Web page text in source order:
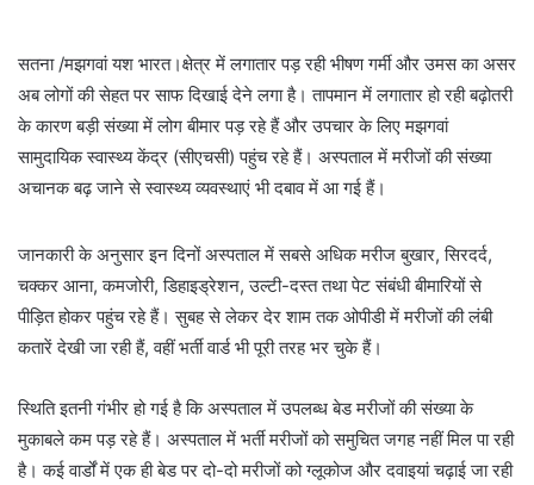
सतना /मझगवां यश भारत।क्षेत्र में लगातार पड़ रही भीषण गर्मी और उमस का असर
अब लोगों की सेहत पर साफ दिखाई देने लगा है। तापमान में लगातार हो रही बढ़ोतरी
के कारण बड़ी संख्या में लोग बीमार पड़ रहे हैं और उपचार के लिए मझगवां
सामुदायिक स्वास्थ्य केंद्र (सीएचसी) पहुंच रहे हैं। अस्पताल में मरीजों की संख्या
अचानक बढ़ जाने से स्वास्थ्य व्यवस्थाएं भी दबाव में आ गई हैं।
जानकारी के अनुसार इन दिनों अस्पताल में सबसे अधिक मरीज बुखार, सिरदर्द,
चक्कर आना, कमजोरी, डिहाइड्रेशन, उल्टी-दस्त तथा पेट संबंधी बीमारियों से
पीड़ित होकर पहुंच रहे हैं। सुबह से लेकर देर शाम तक ओपीडी में मरीजों की लंबी
कतारें देखी जा रही हैं, वहीं भर्ती वार्ड भी पूरी तरह भर चुके हैं।
स्थिति इतनी गंभीर हो गई है कि अस्पताल में उपलब्ध बेड मरीजों की संख्या के
मुकाबले कम पड़ रहे हैं। अस्पताल में भर्ती मरीजों को समुचित जगह नहीं मिल पा रही
है। कई वार्डों में एक ही बेड पर दो-दो मरीजों को ग्लूकोज और दवाइयां चढ़ाई जा रही